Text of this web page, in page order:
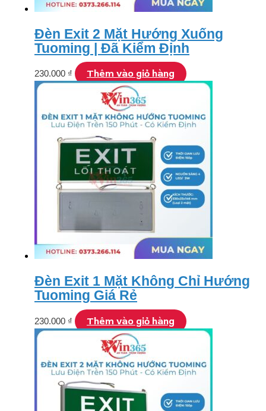
Đèn Exit 2 Mặt Hướng Xuống
Tuoming | Đã Kiểm Định
230.000 ₫ Thêm vào giỏ hàng
Đèn Exit 1 Mặt Không Chỉ Hướng
Tuoming Giá Rẻ
230.000 ₫ Thêm vào giỏ hàng